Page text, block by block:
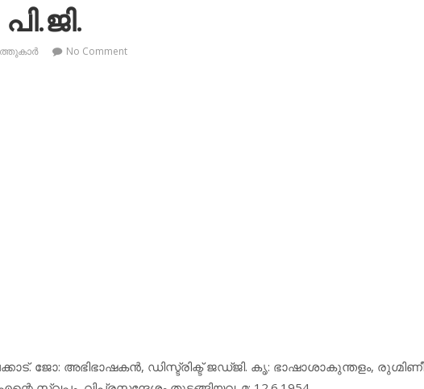
No Comment
ജോ: അഭിഭാഷകന്‍, ഡിസ്ട്രിക്ട് ജഡ്ജി. കൃ: ഭാഷാശാകുന്തളം, രുഗ്മിണീ